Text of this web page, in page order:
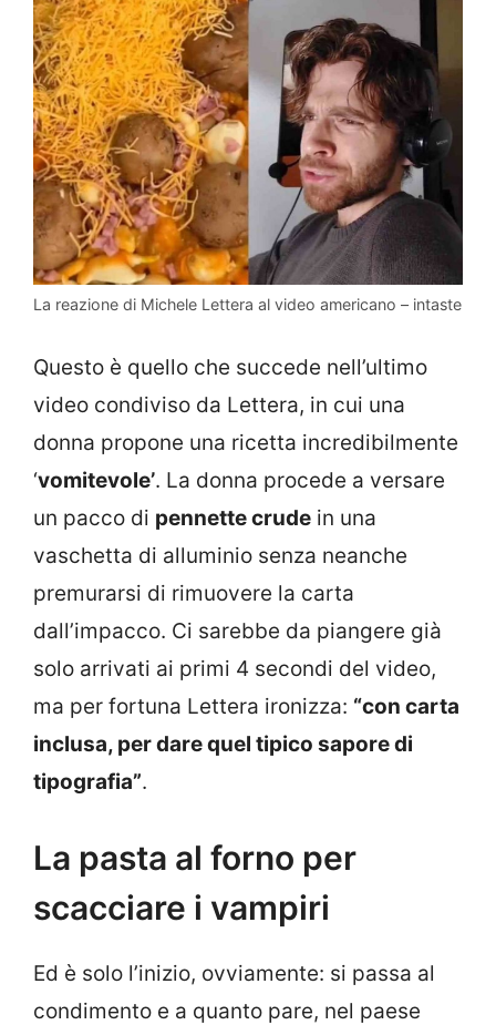
La reazione di Michele Lettera al video americano – intaste
Questo è quello che succede nell’ultimo
video condiviso da Lettera, in cui una
donna propone una ricetta incredibilmente
‘vomitevole’. La donna procede a versare
un pacco di pennette crude in una
vaschetta di alluminio senza neanche
premurarsi di rimuovere la carta
dall’impacco. Ci sarebbe da piangere già
solo arrivati ai primi 4 secondi del video,
ma per fortuna Lettera ironizza: “con carta
inclusa, per dare quel tipico sapore di
tipografia”.
La pasta al forno per
scacciare i vampiri
Ed è solo l’inizio, ovviamente: si passa al
condimento e a quanto pare, nel paese